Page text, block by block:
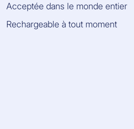
Acceptée dans le monde entier
Rechargeable à tout moment